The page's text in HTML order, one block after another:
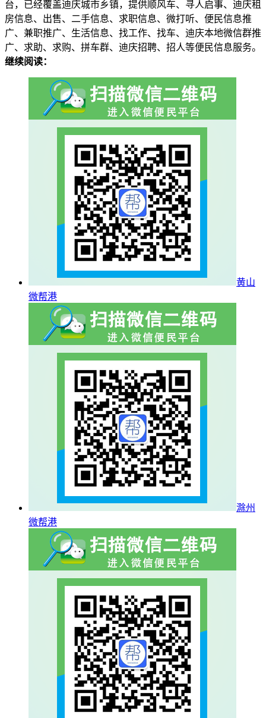
台，已经覆盖迪庆城市乡镇，提供顺风车、寻人启事、迪庆租
房信息、出售、二手信息、求职信息、微打听、便民信息推
广、兼职推广、生活信息、找工作、找车、迪庆本地微信群推
广、求助、求购、拼车群、迪庆招聘、招人等便民信息服务。
继续阅读：
黄山
微帮港
滁州
微帮港